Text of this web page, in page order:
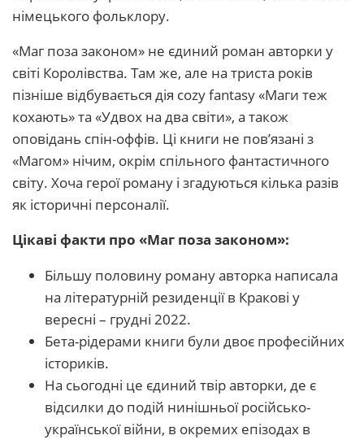
німецького фольклору.
«Маг поза законом» не єдиний роман авторки у
світі Королівства. Там же, але на триста років
пізніше відбувається дія cozy fantasy «Маги теж
кохають» та «Удвох на два світи», а також
оповідань спін-оффів. Ці книги не пов’язані з
«Магом» нічим, окрім спільного фантастичного
світу. Хоча герої роману і згадуються кілька разів
як історичні персоналії.
Цікаві факти про «Маг поза законом»:
Більшу половину роману авторка написала
на літературній резиденції в Кракові у
вересні – грудні 2022.
Бета-рідерами книги були двоє професійних
істориків.
На сьогодні це єдиний твір авторки, де є
відсилки до подій нинішньої російсько-
української війни, в окремих епізодах в